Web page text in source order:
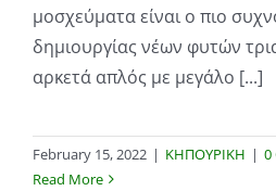
μοσχεύματα είναι ο πιο
δημιουργίας νέων φυτών
αρκετά απλός με μεγάλο [...]
February 15, 2022 | ΚΗΠΟΥΡΙΚΗ | 0
Read More